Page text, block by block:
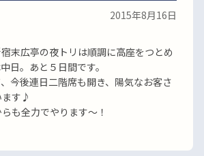
2015年8月16日
末広亭の夜トリは順調に高座をつとめ
日。あと５日間です。
今後連日二階席も開き、陽気なお客さ
ます♪
も全力でやります〜！